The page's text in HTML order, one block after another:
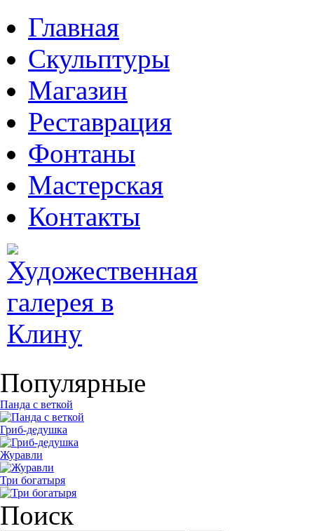
Главная
Скульптуры
Магазин
Реставрация
Фонтаны
Мастерская
Контакты
Популярные
Панда с веткой
Гриб-дедушка
Журавли
Три богатыря
Поиск